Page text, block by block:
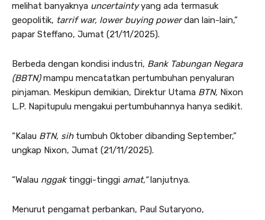
melihat banyaknya uncertaintyyang ada termasuk
geopolitik, tarrif war, lower buying powerdan lain-lain,”
papar Steffano, Jumat (21/11/2025).
Berbeda dengan kondisi industri, Bank Tabungan Negara
(BBTN)mampu mencatatkan pertumbuhan penyaluran
pinjaman. Meskipun demikian, Direktur Utama BTN, Nixon
L.P. Napitupulu mengakui pertumbuhannya hanya sedikit.
“Kalau BTN, sihtumbuh Oktober dibanding September,”
ungkap Nixon, Jumat (21/11/2025).
“Walau nggaktinggi-tinggi amat,”lanjutnya.
Menurut pengamat perbankan, Paul Sutaryono,